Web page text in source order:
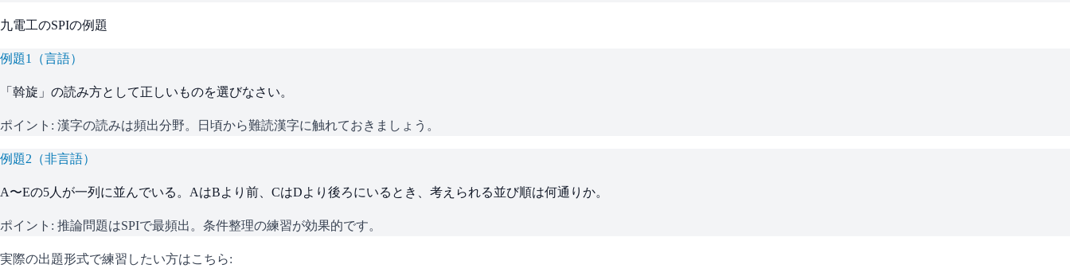
九電工のSPIの例題
例題1 （言語）
「斡旋」の読み方として正しいものを選びなさい。
ポイント: 漢字の読みは頻出分野。日頃から難読漢字に触れておきましょう。
例題2 （非言語）
A〜Eの5人が一列に並んでいる。AはBより前、CはDより後ろにいるとき、考えられる並び順は何通りか。
ポイント: 推論問題はSPIで最頻出。条件整理の練習が効果的です。
実際の出題形式で練習したい方はこちら: